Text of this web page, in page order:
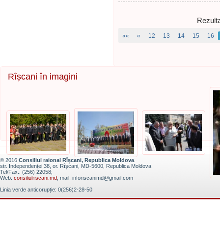
«« « 12 13 14 15 16
Rîșcani în imagini
© 2016 Consiliul raional Rîșcani, Republica Moldova
str. Independenţei 38, or. Rîșcani, MD-5600, Republica Moldova
Tel/Fax.: (256) 22058;
Web: consiliulriscani.md , mail: inforiscanimd@gmail.com
Linia verde anticorupție: 0(256)2-28-50